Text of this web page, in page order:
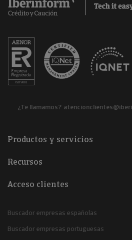
¿Te llamamos?
Productos y servicios
Recursos
Acceso clientes
Buscador empresas españolas
Buscador empresas portuguesas